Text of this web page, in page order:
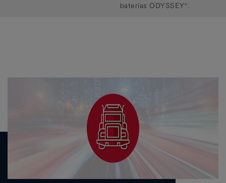
baterías ODYSSEY®.